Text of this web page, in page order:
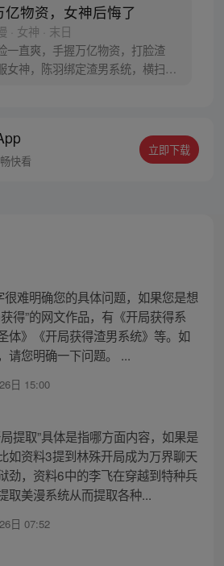
亿物资，女神后悔了
· 女神 · 末日
一直爽，手握万亿物资，打脸渣
女神，陈羽绑定渣男系统，横扫末
快看
立即下载
很难明确您的具体问题，如果您是想
得”的网文作品，有《开局获得系
体》《开局获得渣男系统》等。如
请您明确一下问题。 ...
日 15:00
提取”具体是指哪方面内容，如果是
如资料3提到林殊开局成为万界聊天
劲，资料6中的李飞在穿越到特种兵
取美漫系统从而提取各种...
日 07:52